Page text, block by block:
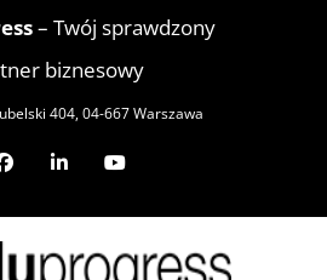
– Twój sprawdzony
biznesowy
404, 04-667 Warszawa